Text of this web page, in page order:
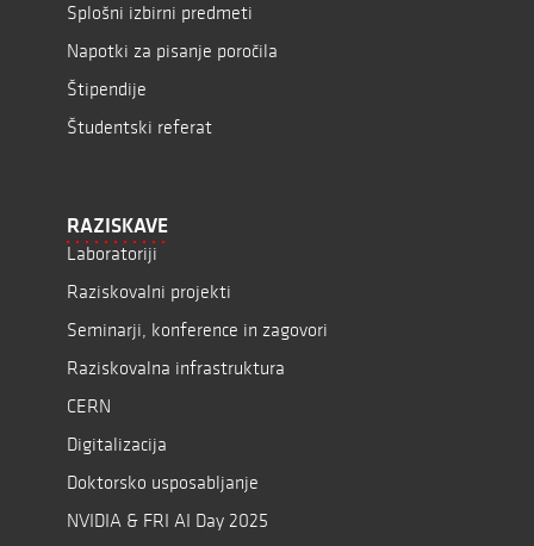
Splošni izbirni predmeti
Napotki za pisanje poročila
Štipendije
Študentski referat
RAZISKAVE
Laboratoriji
Raziskovalni projekti
Seminarji, konference in zagovori
Raziskovalna infrastruktura
CERN
Digitalizacija
Doktorsko usposabljanje
NVIDIA & FRI AI Day 2025